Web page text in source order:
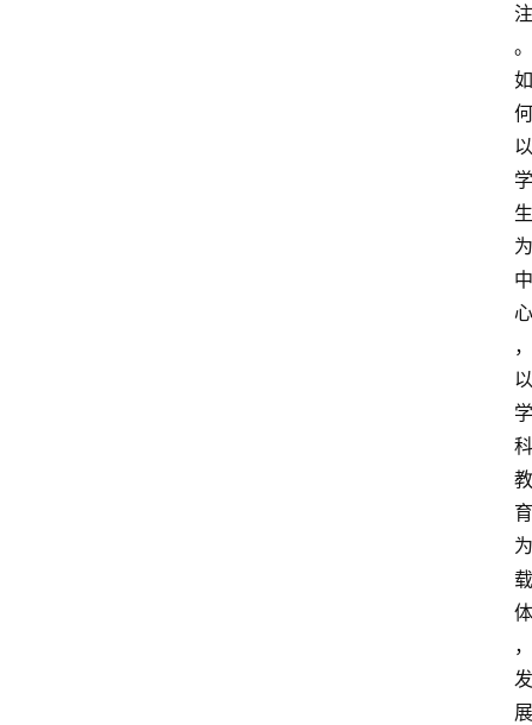
注
。
如
何
以
学
生
为
中
心
，
以
学
科
教
育
为
载
体
，
发
展